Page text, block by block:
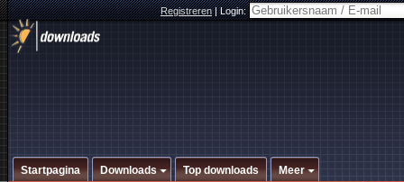
Registreren|Login:
Startpagina Downloads Top downloads Meer